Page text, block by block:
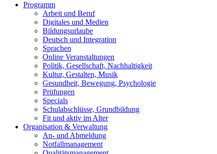
Programm
Arbeit und Beruf
Digitales und Medien
Bildungsurlaube
Deutsch und Integration
Sprachen
Online Veranstaltungen
Politik, Gesellschaft, Nachhaltigkeit
Kultur, Gestalten, Musik
Gesundheit, Bewegung, Psychologie
Prüfungen
Specials
Schulabschlüsse, Grundbildung
Fit und aktiv im Alter
Organisation & Verwaltung
An- und Abmeldung
Notfallmanagement